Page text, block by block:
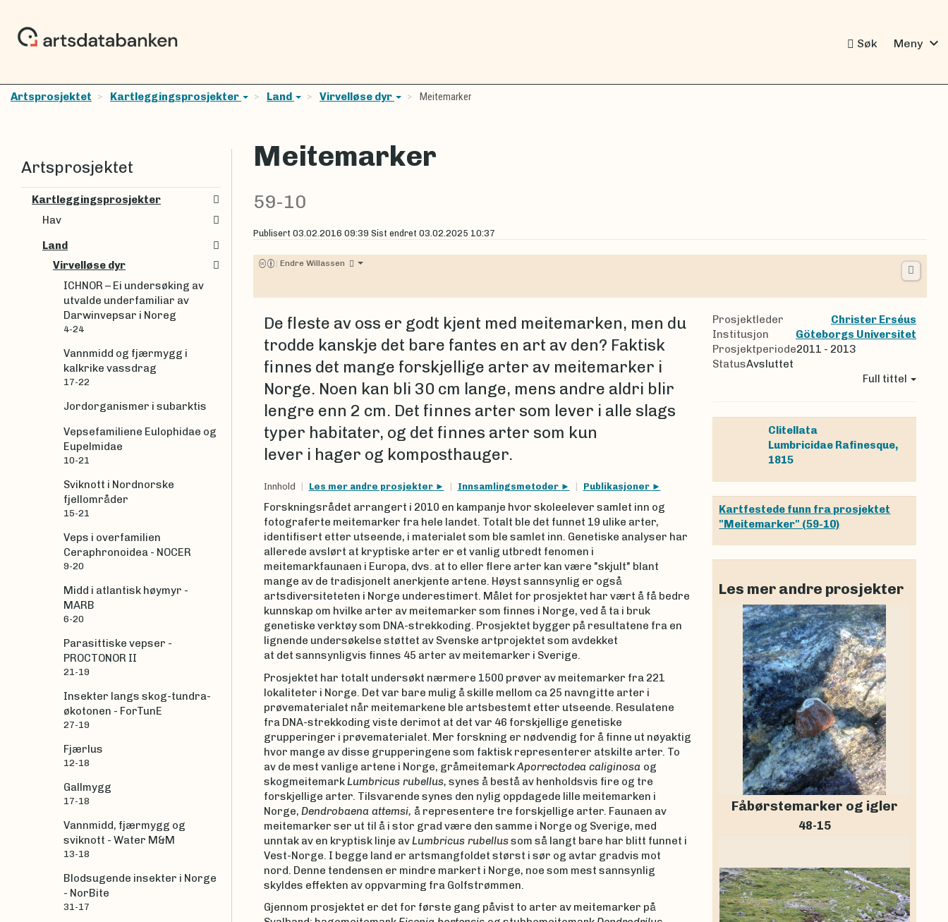
Søk Meny expand_more
Artsprosjektet Kartleggingsprosjekter Land Virvelløse dyr Meitemarker
Meitemarker
59-10
Publisert 03.02.2016 09:39 Sist endret 03.02.2025 10:37
| Endre Willassen
De fleste av oss er godt kjent med meitemarken, men du
trodde kanskje det bare fantes en art av den? Faktisk
finnes det mange forskjellige arter av meitemarker i
Norge. Noen kan bli 30 cm lange, mens andre aldri blir
lengre enn 2 cm. Det finnes arter som lever i alle slags
typer habitater, og det finnes arter som kun
lever i hager og komposthauger.
Innhold Les mer andre prosjekter Innsamlingsmetoder Publikasjoner
Forskningsrådet arrangert i 2010 en kampanje hvor skoleelever samlet inn og
fotograferte meitemarker fra hele landet. Totalt ble det funnet 19 ulike arter,
identifisert etter utseende, i materialet som ble samlet inn. Genetiske analyser har
allerede avslørt at kryptiske arter er et vanlig utbredt fenomen i
meitemarkfaunaen i Europa, dvs. at to eller flere arter kan være "skjult" blant
mange av de tradisjonelt anerkjente artene. Høyst sannsynlig er også
artsdiversiteteten i Norge underestimert. Målet for prosjektet har vært å få bedre
kunnskap om hvilke arter av meitemarker som finnes i Norge, ved å ta i bruk
genetiske verktøy som DNA-strekkoding. Prosjektet bygger på resultatene fra en
lignende undersøkelse støttet av Svenske artprojektet som avdekket
at det sannsynligvis finnes 45 arter av meitemarker i Sverige.
Prosjektet har totalt undersøkt nærmere 1500 prøver av meitemarker fra 221
lokaliteter i Norge. Det var bare mulig å skille mellom ca 25 navngitte arter i
prøvematerialet når meitemarkene ble artsbestemt etter utseende. Resulatene
fra DNA-strekkoding viste derimot at det var 46 forskjellige genetiske
grupperinger i prøvematerialet. Mer forskning er nødvendig for å finne ut nøyaktig
hvor mange av disse grupperingene som faktisk representerer atskilte arter. To
av de mest vanlige artene i Norge, gråmeitemarkAporrectodea caliginosa og
skogmeitemarkLumbricus rubellus, synes å bestå av henholdsvis fire og tre
forskjellige arter. Tilsvarende synes den nylig oppdagede lille meitemarken i
Norge, Dendrobaena attemsi, å representere tre forskjellige arter. Faunaen av
meitemarker ser ut til å i stor grad være den samme i Norge og Sverige, med
unntak av en kryptisk linje avLumbricus rubellussom så langt bare har blitt funnet i
Vest-Norge. I begge land er artsmangfoldet størst i sør og avtar gradvis mot
nord. Denne tendensen er mindre markert i Norge, noe som mest sannsynlig
skyldes effekten av oppvarming fra Golfstrømmen.
Gjennom prosjektet er det for første gang påvist to arter av meitemarker på
Prosjektleder
Christer Erséus
Institusjon
Göteborgs Universitet
Prosjektperiode2011 - 2013
StatusAvsluttet
Full tittel
Clitellata
Lumbricidae Rafinesque,
1815
Kartfestede funn fra prosjektet
"Meitemarker" (59-10)
Les mer andre prosjekter
Fåbørstemarker og igler
48-15
Artsprosjektet
Kartleggingsprosjekter
Hav
Land
Virvelløse dyr
ICHNOR – Ei undersøking av
utvalde underfamiliar av
Darwinvepsar i Noreg
4-24
Vannmidd og fjærmygg i
kalkrike vassdrag
17-22
Jordorganismer i subarktis
Vepsefamiliene Eulophidae og
Eupelmidae
10-21
Sviknott i Nordnorske
fjellområder
15-21
Veps i overfamilien
Ceraphronoidea - NOCER
9-20
Midd i atlantisk høymyr -
MARB
6-20
Parasittiske vepser -
PROCTONOR II
21-19
Insekter langs skog-tundra-
økotonen - ForTunE
27-19
Fjærlus
12-18
Gallmygg
17-18
Vannmidd, fjærmygg og
sviknott - Water M&M
13-18
Blodsugende insekter i Norge
- NorBite
31-17